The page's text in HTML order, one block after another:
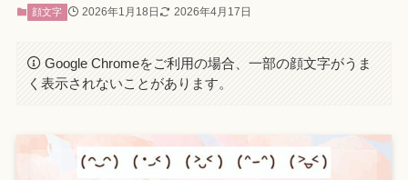
顔文字 2026年1月18日 2026年4月17日
Google Chromeをご利用の場合、一部の顔文字がうま
く表示されないことがあります。